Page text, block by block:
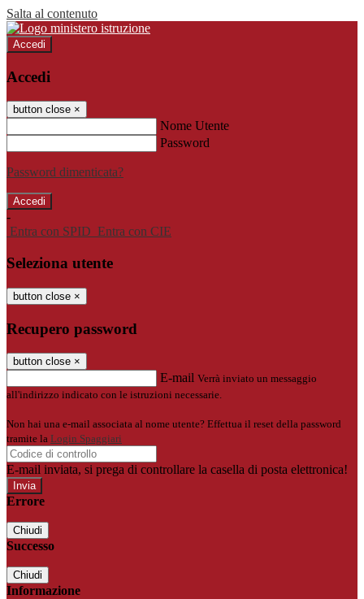
Salta al contenuto
Accedi
Accedi
button close ×
Nome Utente
Password
Password dimenticata?
-
Entra con SPID Entra con CIE
Seleziona utente
button close ×
Recupero password
button close ×
E-mail Verrà inviato un messaggio
all'indirizzo indicato con le istruzioni necessarie.
Non hai una e-mail associata al nome utente? Effettua il reset della password
tramite la Login Spaggiari
E-mail inviata, si prega di controllare la casella di posta elettronica!
Errore
Chiudi
Successo
Chiudi
Informazione